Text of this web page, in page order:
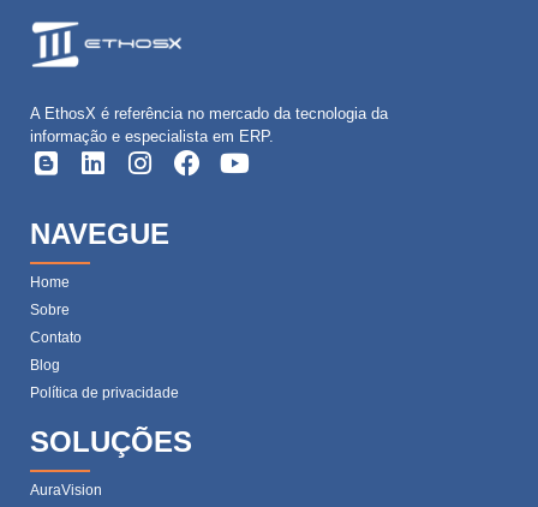
A EthosX é referência no mercado da tecnologia da
informação e especialista em ERP.
NAVEGUE
Home
Sobre
Contato
Blog
Política de privacidade
SOLUÇÕES
AuraVision